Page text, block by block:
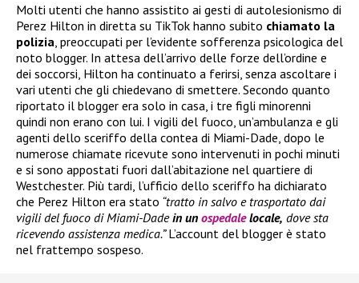
Molti utenti che hanno assistito ai gesti di autolesionismo di
Perez Hilton in diretta su TikTok hanno subito chiamato la
polizia , preoccupati per l’evidente sofferenza psicologica del
noto blogger. In attesa dell’arrivo delle forze dell’ordine e
dei soccorsi, Hilton ha continuato a ferirsi, senza ascoltare i
vari utenti che gli chiedevano di smettere. Secondo quanto
riportato il blogger era solo in casa, i tre figli minorenni
quindi non erano con lui. I vigili del fuoco, un’ambulanza e gli
agenti dello sceriffo della contea di Miami-Dade, dopo le
numerose chiamate ricevute sono intervenuti in pochi minuti
e si sono appostati fuori dall’abitazione nel quartiere di
Westchester. Più tardi, l’ufficio dello sceriffo ha dichiarato
che Perez Hilton era stato “tratto in salvo e trasportato dai
vigili del fuoco di Miami-Dadein un ospedalelocale, dove sta
ricevendo assistenza medica.”L’account del blogger è stato
nel frattempo sospeso.